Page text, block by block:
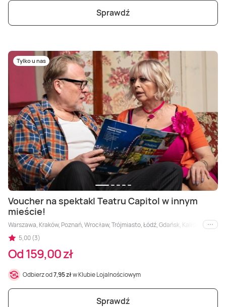
Sprawdź
Tylko u nas
Voucher na spektakl Teatru Capitol w innym
mieście!
Warszawa, Kraków, Poznań, Wrocław, Trójmiasto, Łódź, Gdańsk, Kalisz,
i inne
5,00 (3)
Od 159,00 zł
Odbierz od7,95 złw Klubie Lojalnościowym
Sprawdź